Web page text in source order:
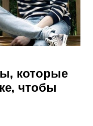
которые
чтобы